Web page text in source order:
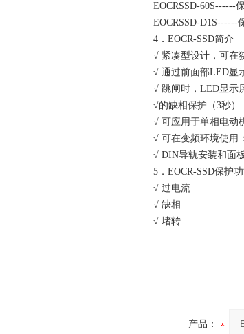
EOCRSSD-60S------保
EOCRSSD-D1S------
4．EOCR-SSD简介
√ 紧凑型设计，可在狭
√ 通过前面部LED显示
√ 跳闸时，LED显示
√的缺相保护（3秒）
√ 可应用于单相电动机
√ 可在变频环境使用：
√ DIN导轨安装和面板
5．EOCR-SSD保护
√ 过电流
√ 缺相
√ 堵转
产品：